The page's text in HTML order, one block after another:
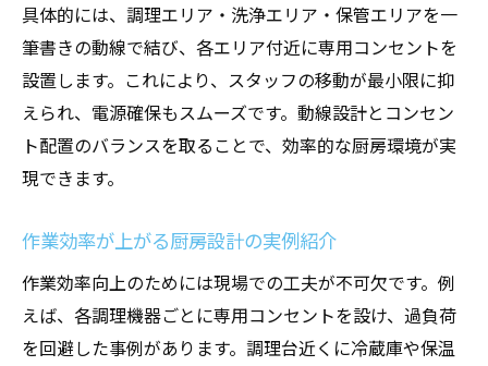
動線を意識した厨房コンセントの工夫
店舗設計で無駄のない動線を実現する方法
厨房設計における作業動線の見直しポイン
ト
スタッフの動きやすさを考えた配置術
厨房設計で安全性も高める動線管理
動線分析から見える店舗設計のコツ
快適な厨房環境を実現する設計ポイント
店舗設計で作業環境を快適に保つ秘訣
具体的には、調理エリア・洗浄エリア・保管エリアを一
筆書きの動線で結び、各エリア付近に専用コンセントを
設置します。これにより、スタッフの移動が最小限に抑
えられ、電源確保もスムーズです。動線設計とコンセン
ト配置のバランスを取ることで、効率的な厨房環境が実
現できます。
作業効率が上がる厨房設計の実例紹介
作業効率向上のためには現場での工夫が不可欠です。例
えば、各調理機器ごとに専用コンセントを設け、過負荷
を回避した事例があります。調理台近くに冷蔵庫や保温